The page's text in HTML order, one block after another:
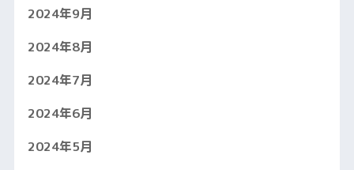
2024年9月
2024年8月
2024年7月
2024年6月
2024年5月